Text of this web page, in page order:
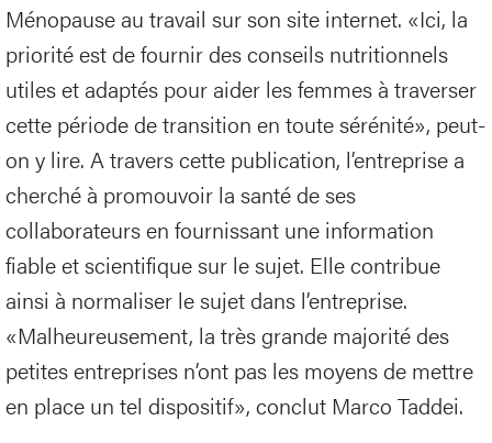
Ménopause au travail sur son site internet. «Ici, la
priorité est de fournir des conseils nutritionnels
utiles et adaptés pour aider les femmes à traverser
cette période de transition en toute sérénité», peut-
on y lire. A travers cette publication, l’entreprise a
cherché à promouvoir la santé de ses
collaborateurs en fournissant une information
fiable et scientifique sur le sujet. Elle contribue
ainsi à normaliser le sujet dans l’entreprise.
«Malheureusement, la très grande majorité des
petites entreprises n’ont pas les moyens de mettre
en place un tel dispositif», conclut Marco Taddei.